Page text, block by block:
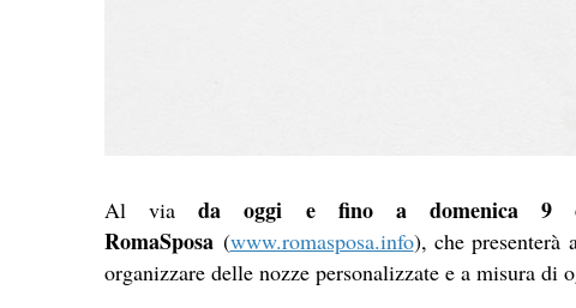
Al viada oggi e fino a domenica 9
RomaSposa (www.romasposa.info), che presenterà
organizzare delle nozze personalizzate e a misura di